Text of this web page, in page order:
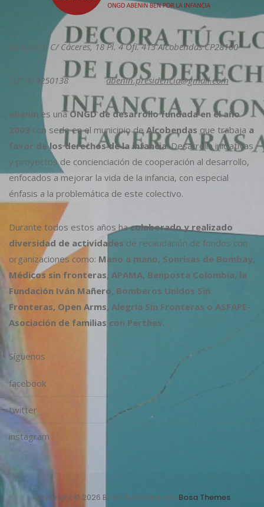
Dirección: C/ Cáceres, 18 Pl. 4 Ofi. 413 Alcobendas CP28100
TLF: 619250138abenin.presidencia@gmail.com
abenin es unaONGD de desarrollo fundada en el año
2003 con sede en el municipio deAlcobendas que trabaja a
favor de los derechos de la infancia. Desarrolla iniciativas
y proyectos de concienciación de cooperación al desarrollo,
enfocados a mejorar la vida de la infancia, con especial
énfasis a la problemática de este colectivo.
Durante todos estos años hacolaborado y realizado
diversidad de actividades de recaudación de fondos con
organizaciones como: Mano a mano, Sonrisas de Bombay,
Médicos sin fronteras, APAMA, Benposta Colombia, la
Fundación Iván Mañero, Bomberos Unidos Sin
Fronteras, Open Arms, Alegría Sin Fronteras o ASFAPE-
Asociación de familias con Perthes.
Síguenos
facebook
twitter
instagram
Copyright © 2026 Bosa. Funciona con Bosa Themes